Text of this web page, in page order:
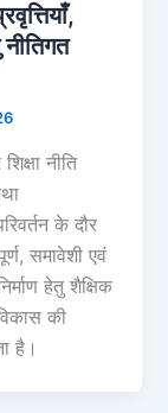
नीतिगत
नीति
के दौर
समावेशी एवं
हेतु शैक्षिक
की
है।